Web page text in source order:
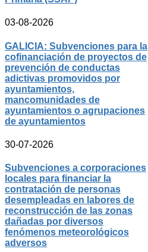
03-08-2026
GALICIA: Subvenciones para la
cofinanciación de proyectos de
prevención de conductas
adictivas promovidos por
ayuntamientos,
mancomunidades de
ayuntamientos o agrupaciones
de ayuntamientos
30-07-2026
Subvenciones a corporaciones
locales para financiar la
contratación de personas
desempleadas en labores de
reconstrucción de las zonas
dañadas por diversos
fenómenos meteorológicos
adversos